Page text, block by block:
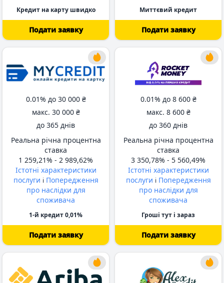
від 62 днів
Кредит на карту швидко
Подати заявку
від 62 днів
Миттєвий кредит
Подати заявку
0.01% до 30 000 ₴
макс. 30 000 ₴
від 345 днів
до 365 днів
Реальна річна процентна
ставка
1 259,21% - 2 989,62%
Істотні характеристики
послуги i Попередження
про наслідки для
споживача
1-й кредит 0,01%
Подати заявку
0.01% до 8 600 ₴
макс. 8 600 ₴
до 360 днів
Реальна річна процентна
ставка
3 350,78% - 5 560,49%
Істотні характеристики
послуги i Попередження
про наслідки для
споживача
Гроші тут і зараз
Подати заявку